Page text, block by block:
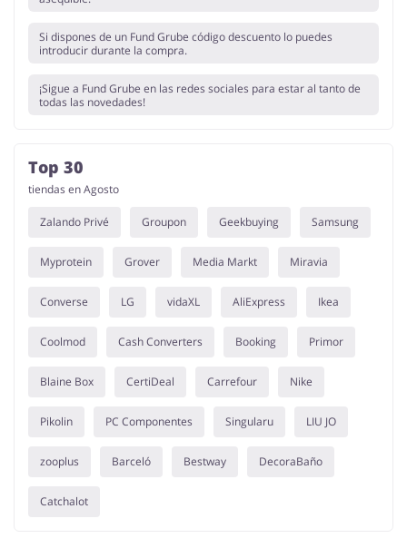
Si dispones de un Fund Grube código descuento lo puedes
introducir durante la compra.
¡Sigue a Fund Grube en las redes sociales para estar al tanto de
todas las novedades!
Top 30
tiendas en Agosto
Zalando Privé Groupon Geekbuying Samsung
Myprotein Grover Media Markt Miravia
Converse LG vidaXL AliExpress Ikea
Coolmod Cash Converters Booking Primor
Blaine Box CertiDeal Carrefour Nike
Pikolin PC Componentes Singularu LIU JO
zooplus Barceló Bestway DecoraBaño
Catchalot